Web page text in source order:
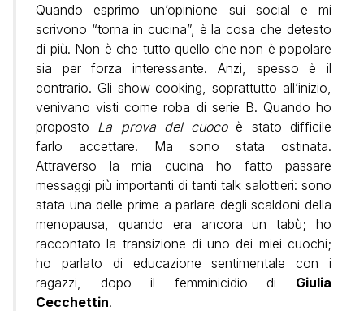
Quando esprimo un’opinione sui social e mi
scrivono “torna in cucina”, è la cosa che detesto
di più. Non è che tutto quello che non è popolare
sia per forza interessante. Anzi, spesso è il
contrario. Gli show cooking, soprattutto all’inizio,
venivano visti come roba di serie B. Quando ho
proposto La prova del cuocoè stato difficile
farlo accettare. Ma sono stata ostinata.
Attraverso la mia cucina ho fatto passare
messaggi più importanti di tanti talk salottieri: sono
stata una delle prime a parlare degli scaldoni della
menopausa, quando era ancora un tabù; ho
raccontato la transizione di uno dei miei cuochi;
ho parlato di educazione sentimentale con i
ragazzi, dopo il femminicidio di Giulia
Cecchettin.